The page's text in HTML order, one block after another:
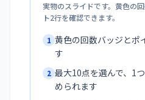
実物のスライドです。黄色の
ト2行を確認できます。
1 黄色の回数バッジとポ
す
2 最大10点を選んで、1
められます